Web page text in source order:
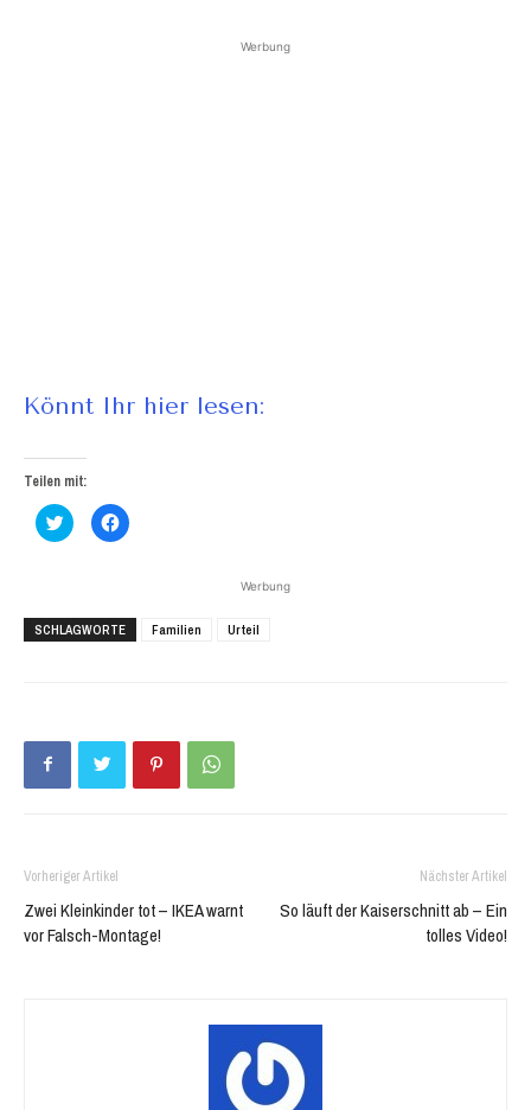
Werbung
Könnt Ihr hier lesen:
Teilen mit:
Klick,
um
in
neuem
Fenster
Klick,
um
in
neuem
Fenster
Werbung
SCHLAGWORTE Familien Urteil
Vorheriger Artikel
Zwei Kleinkinder tot – IKEA warnt
vor Falsch-Montage!
Nächster Artikel
So läuft der Kaiserschnitt ab – Ein
tolles Video!